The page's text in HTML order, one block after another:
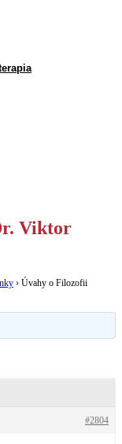
Viktor
› Úvahy o Filozofii
#2804